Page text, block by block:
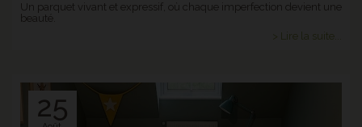
Un parquet vivant et expressif, où chaque imperfection devient une
beauté.
> Lire la suite...
25